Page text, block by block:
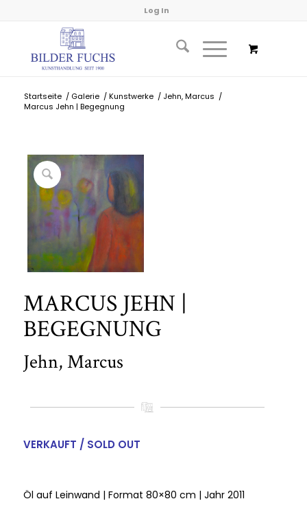
Log In
Startseite / Galerie / Kunstwerke / Jehn, Marcus /
Marcus Jehn | Begegnung
MARCUS JEHN |
BEGEGNUNG
Jehn, Marcus
VERKAUFT / SOLD OUT
Öl auf Leinwand | Format 80×80 cm | Jahr 2011